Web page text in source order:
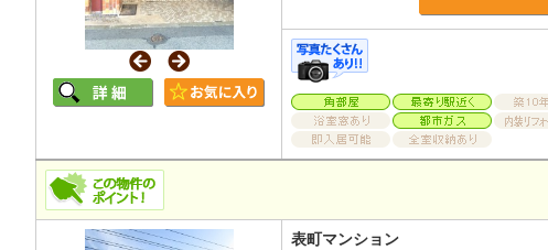
表町マンション